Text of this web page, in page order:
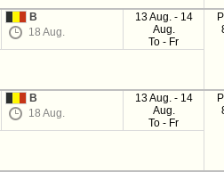
B
18 Aug.
13 Aug. - 14
Aug.
To - Fr
B
18 Aug.
13 Aug. - 14
Aug.
To - Fr